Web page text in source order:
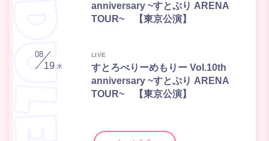
anniversary ~すとぷり ARENA
TOUR~ 【東京公演】
08
19 水
LIVE
すとろべりーめもりー Vol.10th
anniversary ~すとぷり ARENA
TOUR~ 【東京公演】